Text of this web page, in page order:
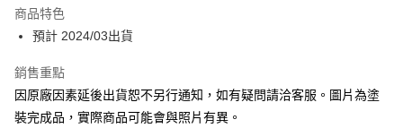
Google Pay
全盈+PAY
大哥付你分期
相關說明
商品特色
預計 2024/03出貨
銷售重點
因原廠因素延後出貨恕不另行通知，如有疑問請洽客服。圖片為塗
裝完成品，實際商品可能會與照片有異。